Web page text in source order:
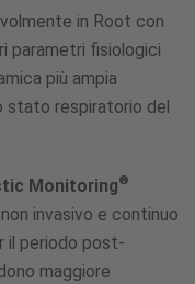
in Root con
parametri fisiologici
più ampia
stato respiratorio del
Monitoring®
invasivo e continuo
il periodo post-
maggiore